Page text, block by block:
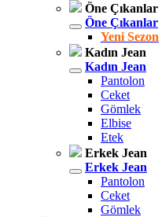
Öne Çıkanlar
Öne Çıkanlar
Yeni Sezon
Kadın Jean
Kadın Jean
Pantolon
Ceket
Gömlek
Elbise
Etek
Erkek Jean
Erkek Jean
Pantolon
Ceket
Gömlek